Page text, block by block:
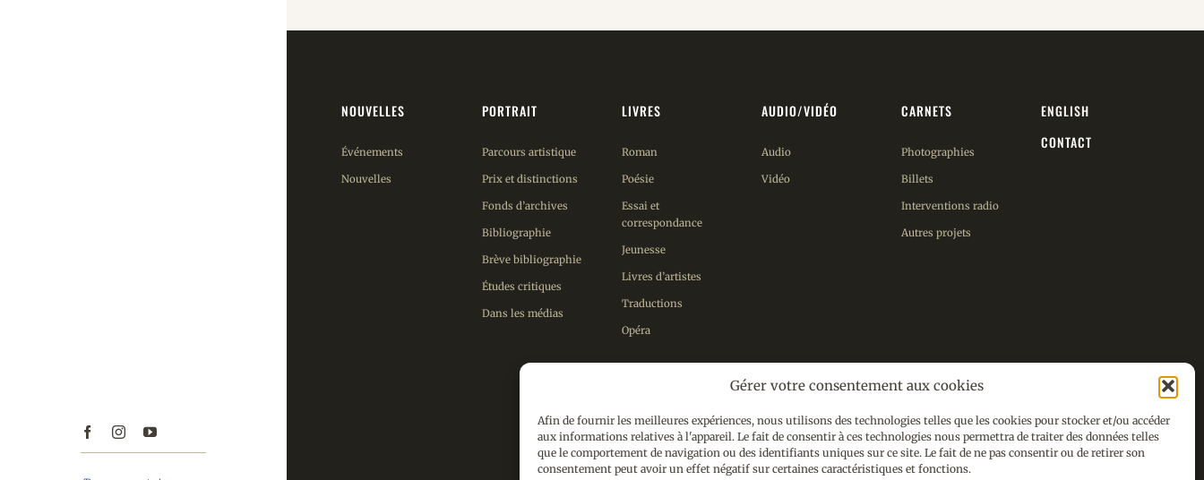
Gérer votre consentement aux cookies
Afin de fournir les meilleures expériences, nous utilisons des technologies telles que les cookies pour stocker et/ou accéder
aux informations relatives à l'appareil. Le fait de consentir à ces technologies nous permettra de traiter des données telles
que le comportement de navigation ou des identifiants uniques sur ce site. Le fait de ne pas consentir ou de retirer son
consentement peut avoir un effet négatif sur certaines caractéristiques et fonctions.
NOUVELLES
Événements
Nouvelles
PORTRAIT
Parcours artistique
Prix et distinctions
Fonds d’archives
Bibliographie
Brève bibliographie
Études critiques
Dans les médias
LIVRES
Roman
Poésie
Essai et
correspondance
Jeunesse
Livres d’artistes
Traductions
Opéra
AUDIO/VIDÉO
Audio
Vidéo
CARNETS
Photographies
Billets
Interventions radio
Autres projets
ENGLISH
CONTACT
Photo en couverture de page d’accueil: